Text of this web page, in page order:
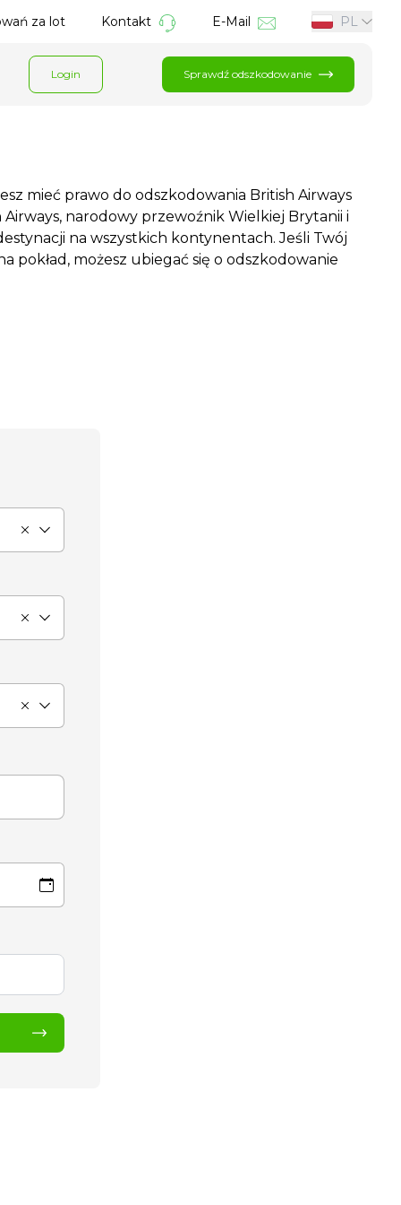
za lot Kontakt E-Mail PL
Login Sprawdź odszkodowanie
mieć prawo do odszkodowania British Airways
narodowy przewoźnik Wielkiej Brytanii i
na wszystkich kontynentach. Jeśli Twój
pokład, możesz ubiegać się o odszkodowanie